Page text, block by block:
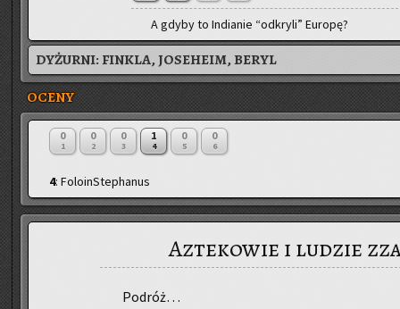
A gdyby to In­dia­nie “od­kry­li” Eu­ro­pę?
DYŻURNI:FINKLA, JOSEHEIM, BERYL
OCENY
0
1
0
2
0
3
1
4
0
5
0
6
4: FoloinStephanus
Aztekowie i ludzie
Po­dróż…